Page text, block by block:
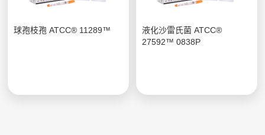
球孢枝孢 ATCC® 11289™
液化沙雷氏菌 ATCC®
27592™ 0838P